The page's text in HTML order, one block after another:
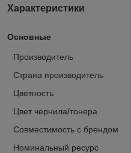
Характеристики
Основные
Производитель
Страна производитель
Цветность
Цвет чернила/тонера
Совместимость с брендом
Номинальный ресурс